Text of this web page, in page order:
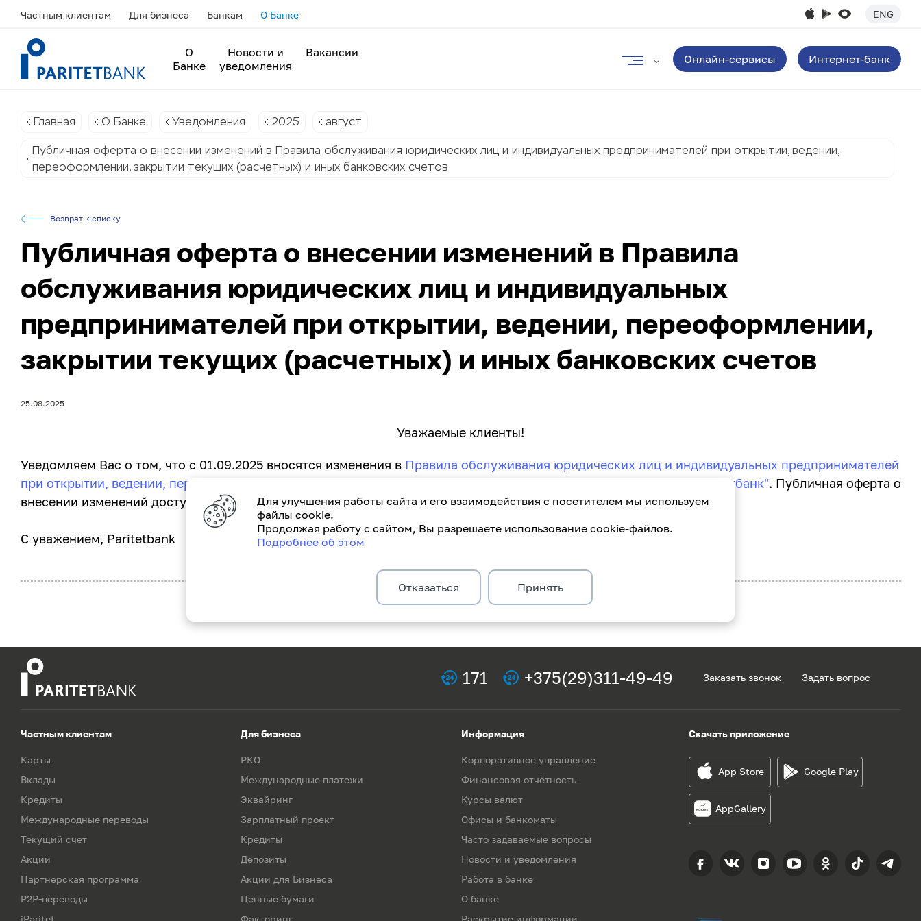
Частным клиентам Для бизнеса Банкам О Банке ENG
О
Банке
Новости и
уведомления
Вакансии Онлайн-сервисы Интернет-банк
Главная О Банке Уведомления 2025
август
Публичная оферта о внесении изменений в Правила обслуживания юридических лиц и индивидуальных предпринимателей при открытии, ведении,
переоформлении, закрытии текущих (расчетных) и иных банковских счетов
Возврат к списку
Публичная оферта о внесении изменений в Правила
обслуживания юридических лиц и индивидуальных
предпринимателей при открытии, ведении, переоформлении,
закрытии текущих (расчетных) и иных банковских счетов
25.08.2025
Уважаемые клиенты!
Уведомляем Вас о том, что с 01.09.2025 вносятся изменения в Правила обслуживания юридических лиц и индивидуальных предпринимателей
при открытии, ведении, переоформлении, закрытии текущих (расчетных) и иных банковских счетов в ОАО "Паритетбанк". Публичная оферта о
внесении изменений доступнапо ссылке.
С уважением, Paritetbank
171 +375(29)311-49-49 Заказать звонок Задать вопрос
Частным клиентам
Карты
Вклады
Кредиты
Международные переводы
Текущий счет
Акции
Партнерская программа
P2P-переводы
iParitet
Для бизнеса
РКО
Международные платежи
Эквайринг
Зарплатный проект
Кредиты
Депозиты
Акции для Бизнеса
Ценные бумаги
Факторинг
Информация
Корпоративное управление
Финансовая отчётность
Курсы валют
Офисы и банкоматы
Часто задаваемые вопросы
Новости и уведомления
Работа в банке
О банке
Раскрытие информации
Скачать приложение
App Store Google Play
AppGallery
Для улучшения работы сайта и его взаимодействия с посетителем мы используем
файлы cookie.
Продолжая работу с сайтом, Вы разрешаете использование cookie-файлов.
Подробнее об этом
Отказаться Принять